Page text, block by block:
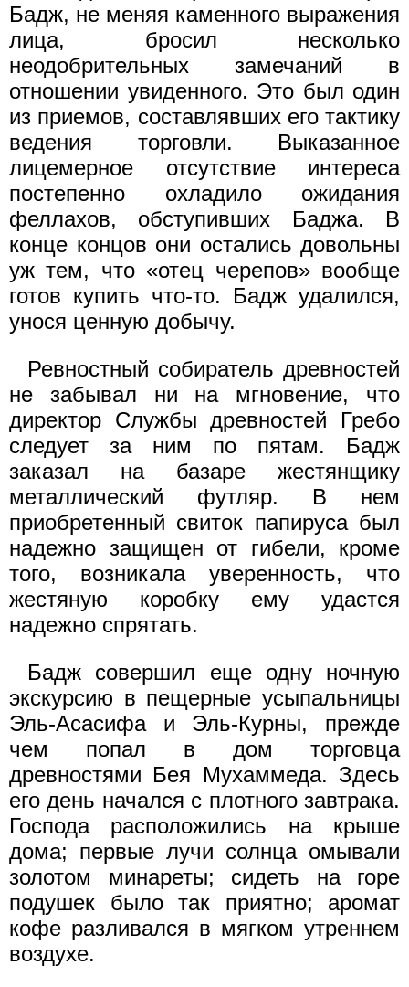
Бадж, не меняя каменного выражения
лица, бросил несколько
неодобрительных замечаний в
отношении увиденного. Это был один
из приемов, составлявших его тактику
ведения торговли. Выказанное
лицемерное отсутствие интереса
постепенно охладило ожидания
феллахов, обступивших Баджа. В
конце концов они остались довольны
уж тем, что «отец черепов» вообще
готов купить что-то. Бадж удалился,
унося ценную добычу.
Ревностный собиратель древностей
не забывал ни на мгновение, что
директор Службы древностей Гребо
следует за ним по пятам. Бадж
заказал на базаре жестянщику
металлический футляр. В нем
приобретенный свиток папируса был
надежно защищен от гибели, кроме
того, возникала уверенность, что
жестяную коробку ему удастся
надежно спрятать.
Бадж совершил еще одну ночную
экскурсию в пещерные усыпальницы
Эль-Асасифа и Эль-Курны, прежде
чем попал в дом торговца
древностями Бея Мухаммеда. Здесь
его день начался с плотного завтрака.
Господа расположились на крыше
дома; первые лучи солнца омывали
золотом минареты; сидеть на горе
подушек было так приятно; аромат
кофе разливался в мягком утреннем
воздухе.